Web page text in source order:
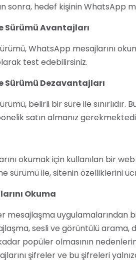
sonra, hedef kişinin WhatsApp
Sürümü Avantajları
WhatsApp mesajlarını
test edebilirsiniz.
Sürümü Dezavantajları
belirli bir süre ile sınırlıdır.
satın almanız
okumak için kullanılan bir
sürümü ile, sitenin özelliklerini
Okuma
mesajlaşma uygulamalarından
sesli ve görüntülü arama,
popüler olmasının
şifreler ve bu şifreleri